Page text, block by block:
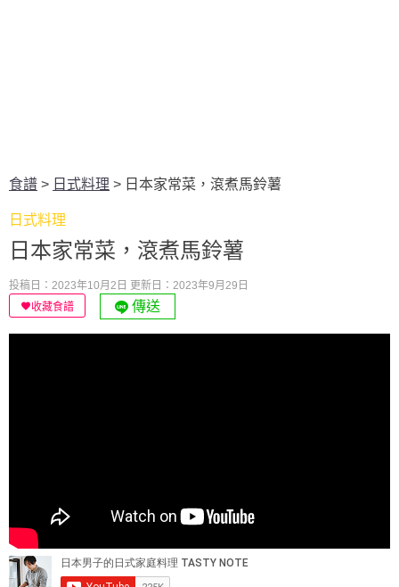
食譜 > 日式料理 > 日本家常菜，滾煮馬鈴薯
日式料理
日本家常菜，滾煮馬鈴薯
投稿日：2023年10月2日 更新日：2023年9月29日
收藏食譜
傳送